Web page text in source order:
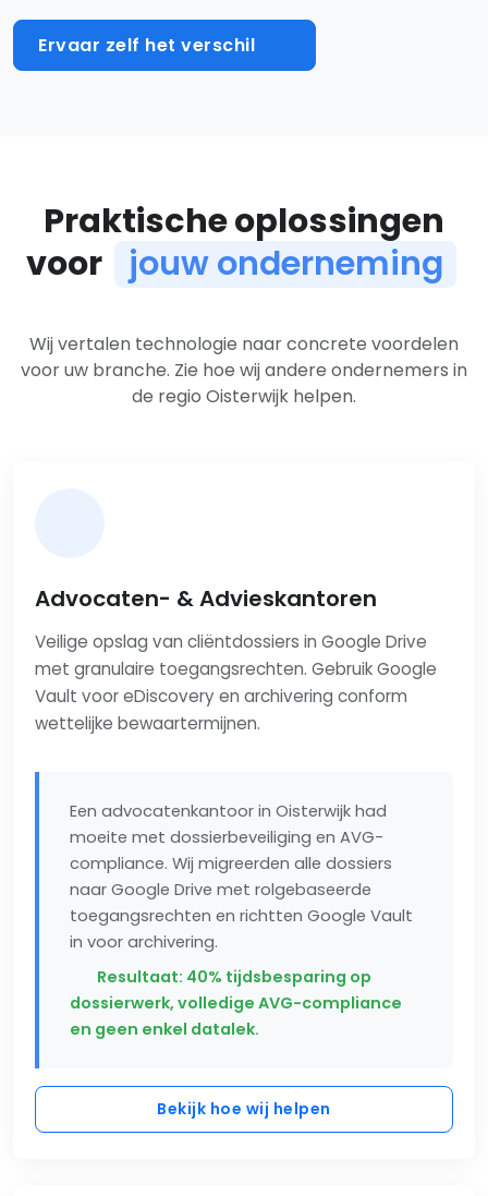
Ervaar zelf het verschil
Praktische oplossingen
voor
jouw onderneming
Oplossingen per branche
Wij vertalen technologie naar concrete voordelen
voor uw branche. Zie hoe wij andere ondernemers in
de regio Oisterwijk helpen.
Advocaten- & Advieskantoren
Veilige opslag van cliëntdossiers in Google Drive
met granulaire toegangsrechten. Gebruik Google
Vault voor eDiscovery en archivering conform
wettelijke bewaartermijnen.
Een advocatenkantoor in Oisterwijk had
moeite met dossierbeveiliging en AVG-
compliance. Wij migreerden alle dossiers
naar Google Drive met rolgebaseerde
toegangsrechten en richtten Google Vault
in voor archivering.
Resultaat: 40% tijdsbesparing op
dossierwerk, volledige AVG-compliance
en geen enkel datalek.
Bekijk hoe wij helpen